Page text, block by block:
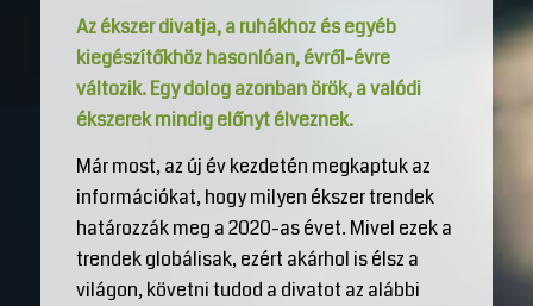
Az ékszer divatja, a ruhákhoz és egyéb
kiegészítőkhöz hasonlóan, évről-évre
változik. Egy dolog azonban örök, a valódi
ékszerek mindig előnyt élveznek.
Már most, az új év kezdetén megkaptuk az
információkat, hogy milyen ékszer trendek
határozzák meg a 2020-as évet. Mivel ezek a
trendek globálisak, ezért akárhol is élsz a
világon, követni tudod a divatot az alábbi